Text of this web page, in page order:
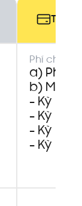
Thẻ
Phí
a) Phí
b) Mức
- Kỳ hạn
- Kỳ hạn
- Kỳ hạn
- Kỳ hạn